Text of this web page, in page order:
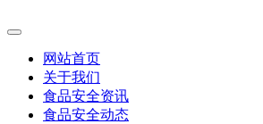
网站首页
关于我们
食品安全资讯
食品安全动态